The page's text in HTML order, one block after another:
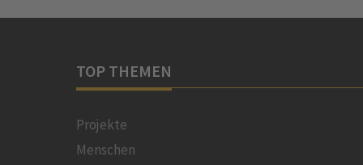
TOP THEMEN
Projekte
Menschen